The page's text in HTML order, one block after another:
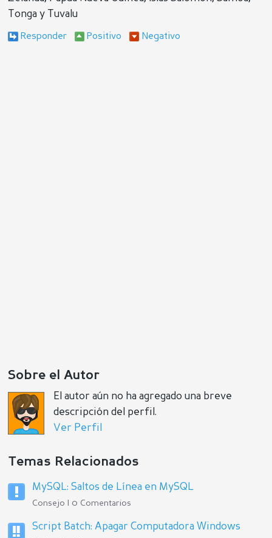
Tonga y Tuvalu
Sobre el Autor
El autor aún no ha agregado una breve
descripción del perfil.
Ver Perfil
Temas Relacionados
MySQL: Saltos de Línea en MySQL
Consejo | 0 Comentarios
Script Batch: Apagar Computadora Windows